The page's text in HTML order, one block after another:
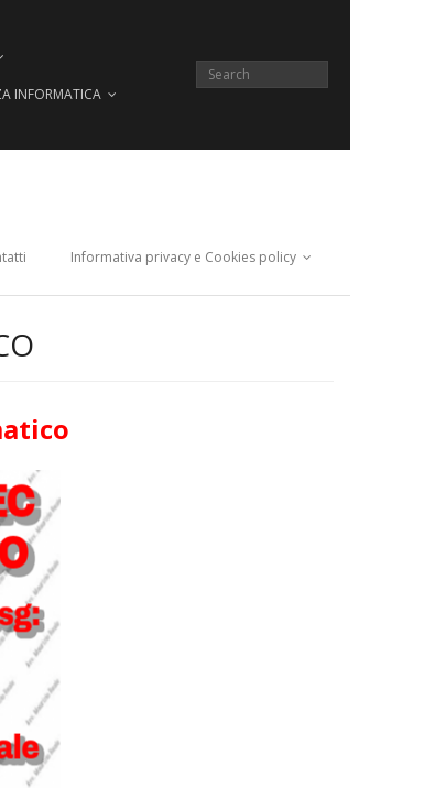
INFORMATICA
Informativa privacy e Cookies policy